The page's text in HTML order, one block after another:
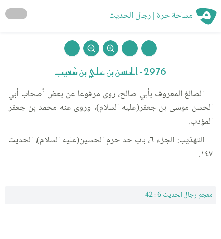
مساحة حرة | رجال الحديث
2976 - الحسن بن علي بن شعيب
الصائغ المعروف بأبي صالح، روى مرفوعا عن بعض أصحاب أبي
الحسن موسى بن جعفر(عليه السلام)، وروى عنه محمد بن جعفر
المؤدب.
التهذيب: الجزء ٦، باب حد حرم الحسين(عليه السلام)، الحديث
١٤٧.
معجم رجال الحديث 6 : 42